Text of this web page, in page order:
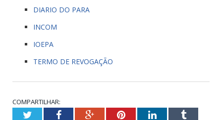
DIARIO DO PARA
INCOM
IOEPA
TERMO DE REVOGAÇÃO
COMPARTILHAR:
TwitterFacebookGoogle+PinterestLinkedInTumblr